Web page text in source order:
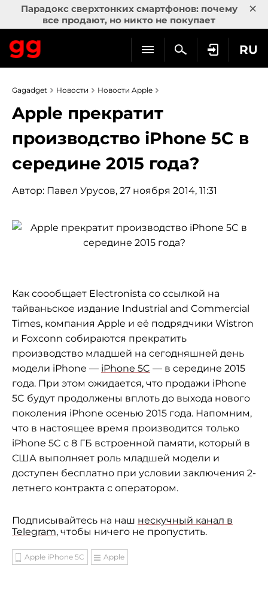
Парадокс сверхтонких смартфонов: почему
все продают, но никто не покупает
×
RU
Gagadget Новости Новости Apple
Apple прекратит
производство iPhone 5C в
середине 2015 года?
Автор: Павел Урусов, 27 ноября 2014, 11:31
Как соообщает Electronista со ссылкой на
тайваньское издание Industrial and Commercial
Times, компания Apple и её подрядчики Wistron
и Foxconn собираются прекратить
производство младшей на сегодняшней день
модели iPhone — iPhone 5C — в середине 2015
года. При этом ожидается, что продажи iPhone
5C будут продолжены вплоть до выхода нового
поколения iPhone осенью 2015 года. Напомним,
что в настоящее время производится только
iPhone 5C с 8 ГБ встроенной памяти, который в
США выполняет роль младшей модели и
доступен бесплатно при условии заключения 2-
летнего контракта с оператором.
Подписывайтесь на наш нескучный канал в
Telegram, чтобы ничего не пропустить.
Apple iPhone 5C Apple